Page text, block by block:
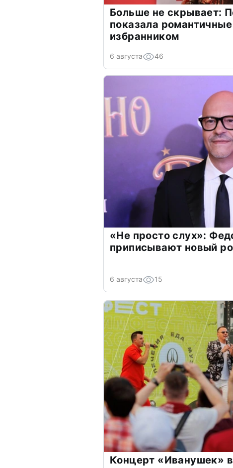
Больше не скрывает:
показала
избранником
6 августа 46
«Не просто слух»:
приписывают новый
6 августа 15
Концерт «Иванушек»